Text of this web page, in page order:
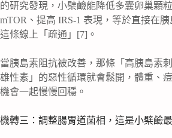
的研究發現，小檗鹼能降低多囊卵巢顆
mTOR、提高 IRS-1 表現，等於直接在
這條線上「疏通」[7]。
當胰島素阻抗被改善，那條「高胰島素
雄性素」的惡性循環就會鬆開，體重、
機會一起慢慢回穩。
機轉三：調整腸胃道菌相，這是小檗鹼